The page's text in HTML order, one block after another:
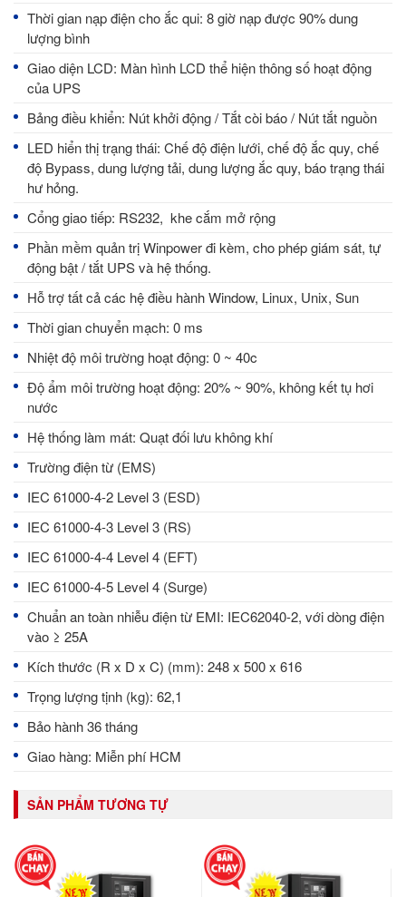
Thời gian nạp điện cho ắc qui: 8 giờ nạp được 90% dung
lượng bình
Giao diện LCD: Màn hình LCD thể hiện thông số hoạt động
của UPS
Bảng điều khiển: Nút khởi động / Tắt còi báo / Nút tắt nguồn
LED hiển thị trạng thái: Chế độ điện lưới, chế độ ắc quy, chế
độ Bypass, dung lượng tải, dung lượng ắc quy, báo trạng thái
hư hỏng.
Cổng giao tiếp: RS232, khe cắm mở rộng
Phần mềm quản trị Winpower đi kèm, cho phép giám sát, tự
động bật / tắt UPS và hệ thống.
Hỗ trợ tất cả các hệ điều hành Window, Linux, Unix, Sun
Thời gian chuyển mạch: 0 ms
Nhiệt độ môi trường hoạt động: 0 ~ 40c
Độ ẩm môi trường hoạt động: 20% ~ 90%, không kết tụ hơi
nước
Hệ thống làm mát: Quạt đối lưu không khí
Trường điện từ (EMS)
IEC 61000-4-2 Level 3 (ESD)
IEC 61000-4-3 Level 3 (RS)
IEC 61000-4-4 Level 4 (EFT)
IEC 61000-4-5 Level 4 (Surge)
Chuẩn an toàn nhiễu điện từ EMI: IEC62040-2, với dòng điện
vào ≥ 25A
Kích thước (R x D x C) (mm): 248 x 500 x 616
Trọng lượng tịnh (kg): 62,1
Bảo hành 36 tháng
Giao hàng: Miễn phí HCM
SẢN PHẨM TƯƠNG TỰ